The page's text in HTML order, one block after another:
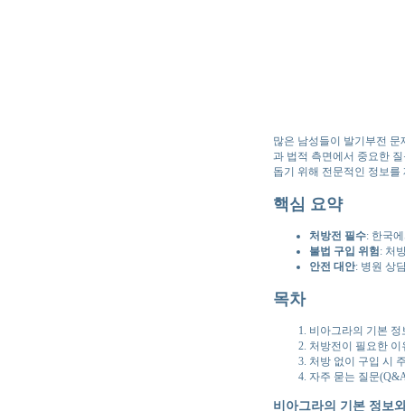
많은 남성들이 발기부전
과 법적 측면에서 중요한
돕기 위해 전문적인 정보를
핵심 요약
처방전 필수: 한국
불법 구입 위험: 처
안전 대안: 병원 상
목차
비아그라의 기본 정
처방전이 필요한
처방 없이 구입 시
자주 묻는 질문
비아그라의 기본 정보